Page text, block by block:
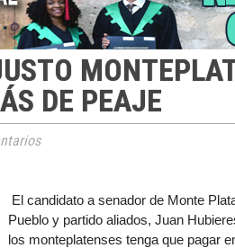
DE PEAJE
El candidato a senador de Monte
Pueblo y partido aliados, Juan
los monteplatenses tenga que pagar